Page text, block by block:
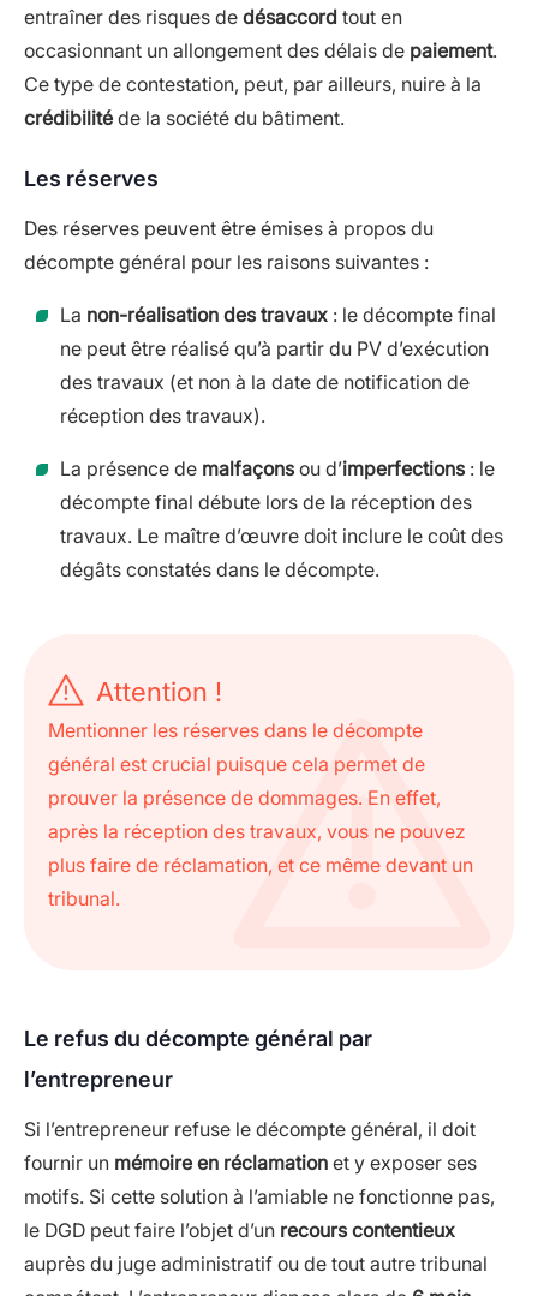
entraîner des risques de désaccord tout en
occasionnant un allongement des délais de paiement.
Ce type de contestation, peut, par ailleurs, nuire à la
crédibilité de la société du bâtiment.
Les réserves
Des réserves peuvent être émises à propos du
décompte général pour les raisons suivantes :
La non-réalisation des travaux : le décompte final
ne peut être réalisé qu’à partir du PV d’exécution
des travaux (et non à la date de notification de
réception des travaux).
La présence de malfaçonsou d’imperfections: le
décompte final débute lors de la réception des
travaux. Le maître d’œuvre doit inclure le coût des
dégâts constatés dans le décompte.
Attention !
Mentionner les réserves dans le décompte
général est crucial puisque cela permet de
prouver la présence de dommages. En effet,
après la réception des travaux, vous ne pouvez
plus faire de réclamation, et ce même devant un
tribunal.
Le refus du décompte général par
l’entrepreneur
Si l’entrepreneur refuse le décompte général, il doit
fournir un mémoire en réclamation et y exposer ses
motifs. Si cette solution à l’amiable ne fonctionne pas,
le DGD peut faire l’objet d’un recours contentieux
auprès du juge administratif ou de tout autre tribunal